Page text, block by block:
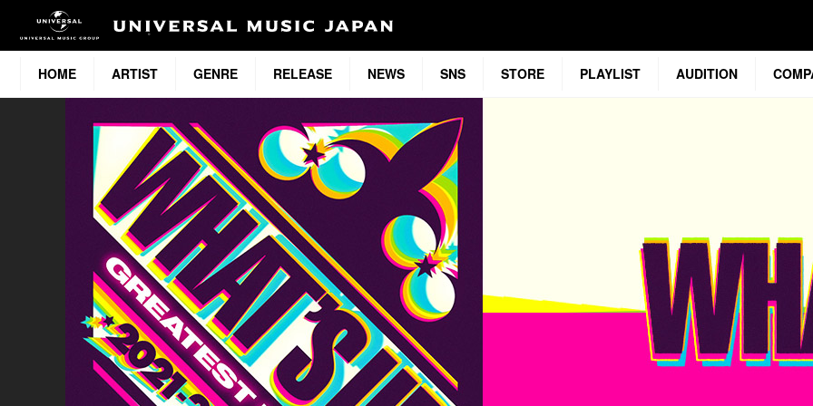
HOME ARTIST GENRE RELEASE NEWS SNS STORE PLAYLIST AUDITION